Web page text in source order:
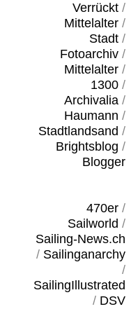
Verrückt/
Mittelalter/
Stadt/
Fotoarchiv/
Mittelalter/
1300/
Archivalia/
Haumann /
Stadtlandsand /
Brightsblog /
Blogger
470er/
Sailworld /
Sailing-News.ch
/ Sailinganarchy
/
SailingIllustrated
/ DSV